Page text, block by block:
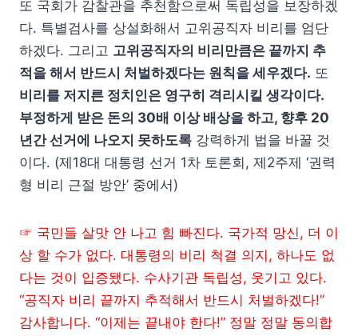
또 국회가 감찰관을 추천함으로써 독립성을 보장하겠
다. 특별검사를 상설화해서 고위공직자 비리를 엄단
하겠다. 그리고 고위공직자의 비리만큼은 끝까지 추
적을 해서 반드시 처벌하겠다는 원칙을 세우겠다. 또
비리를 저지른 정치인은 영구히 격리시킬 생각이다.
부정하게 받은 돈의 30배 이상 배상을 하고, 향후 20
년간 선거에 나오지 못하도록 강력하게 법을 바꿀 것
이다. (제18대 대통령 선거 1차 토론회, 제2주제 ‘권력
형 비리 근절 방안’ 중에서)
☞ 국민들 살맛 안 나고 힘 빠진다. 국가적 망신, 더 이
상 할 수가 없다. 대통령의 비리 척결 의지, 하나도 없
다는 것이 입증됐다. 수사기관 독립성, 웃기고 있다.
“공직자 비리 끝까지 추적해서 반드시 처벌하겠다!”
감사합니다. “이제는 끝내야 한다!” 정말 정말 동의합